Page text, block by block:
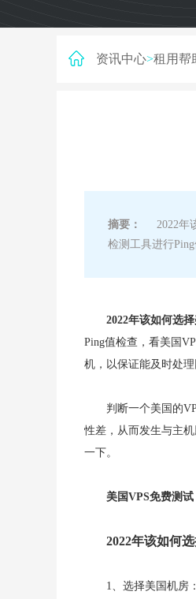
资讯中心>租用帮
摘要：
2022年
检测工具进行
2022年该如何选择
Ping值检查，看美国
机，以保证能及时处
判断一个美国的
性差，从而发生与主
一下。
美国VPS免费测试
2022年该如何
1、选择美国机房